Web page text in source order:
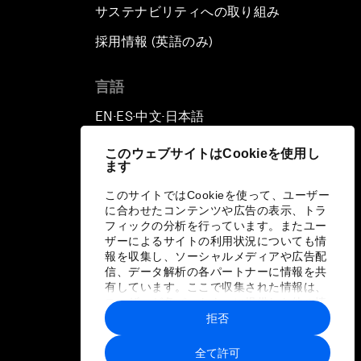
このウェブサイトはCookieを使用し
ます
このサイトではCookieを使って、ユーザー
に合わせたコンテンツや広告の表示、トラ
フィックの分析を行っています。またユー
ザーによるサイトの利用状況についても情
報を収集し、ソーシャルメディアや広告配
信、データ解析の各パートナーに情報を共
有しています。ここで収集された情報は、
ユーザーが各パートナーに提供した他の情
報や各パートナーのサービスを使用した際
に収集された情報と組み合わされ、各パー
トナーによって使用されることがありま
全て許可
拒否
サステナビリティへの取り組み
採用情報 (英語のみ)
言語
EN ▪ ES▪中文▪ 日本語